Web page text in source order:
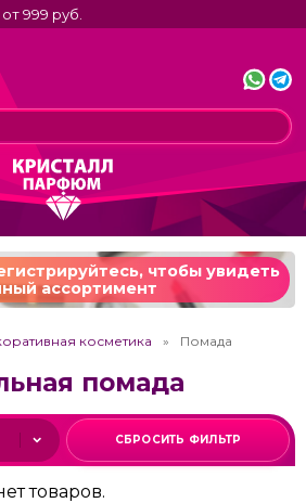
999 руб.
чтобы увидеть
ассортимент
косметика Помада
помада
СБРОСИТЬ ФИЛЬТР
товаров.